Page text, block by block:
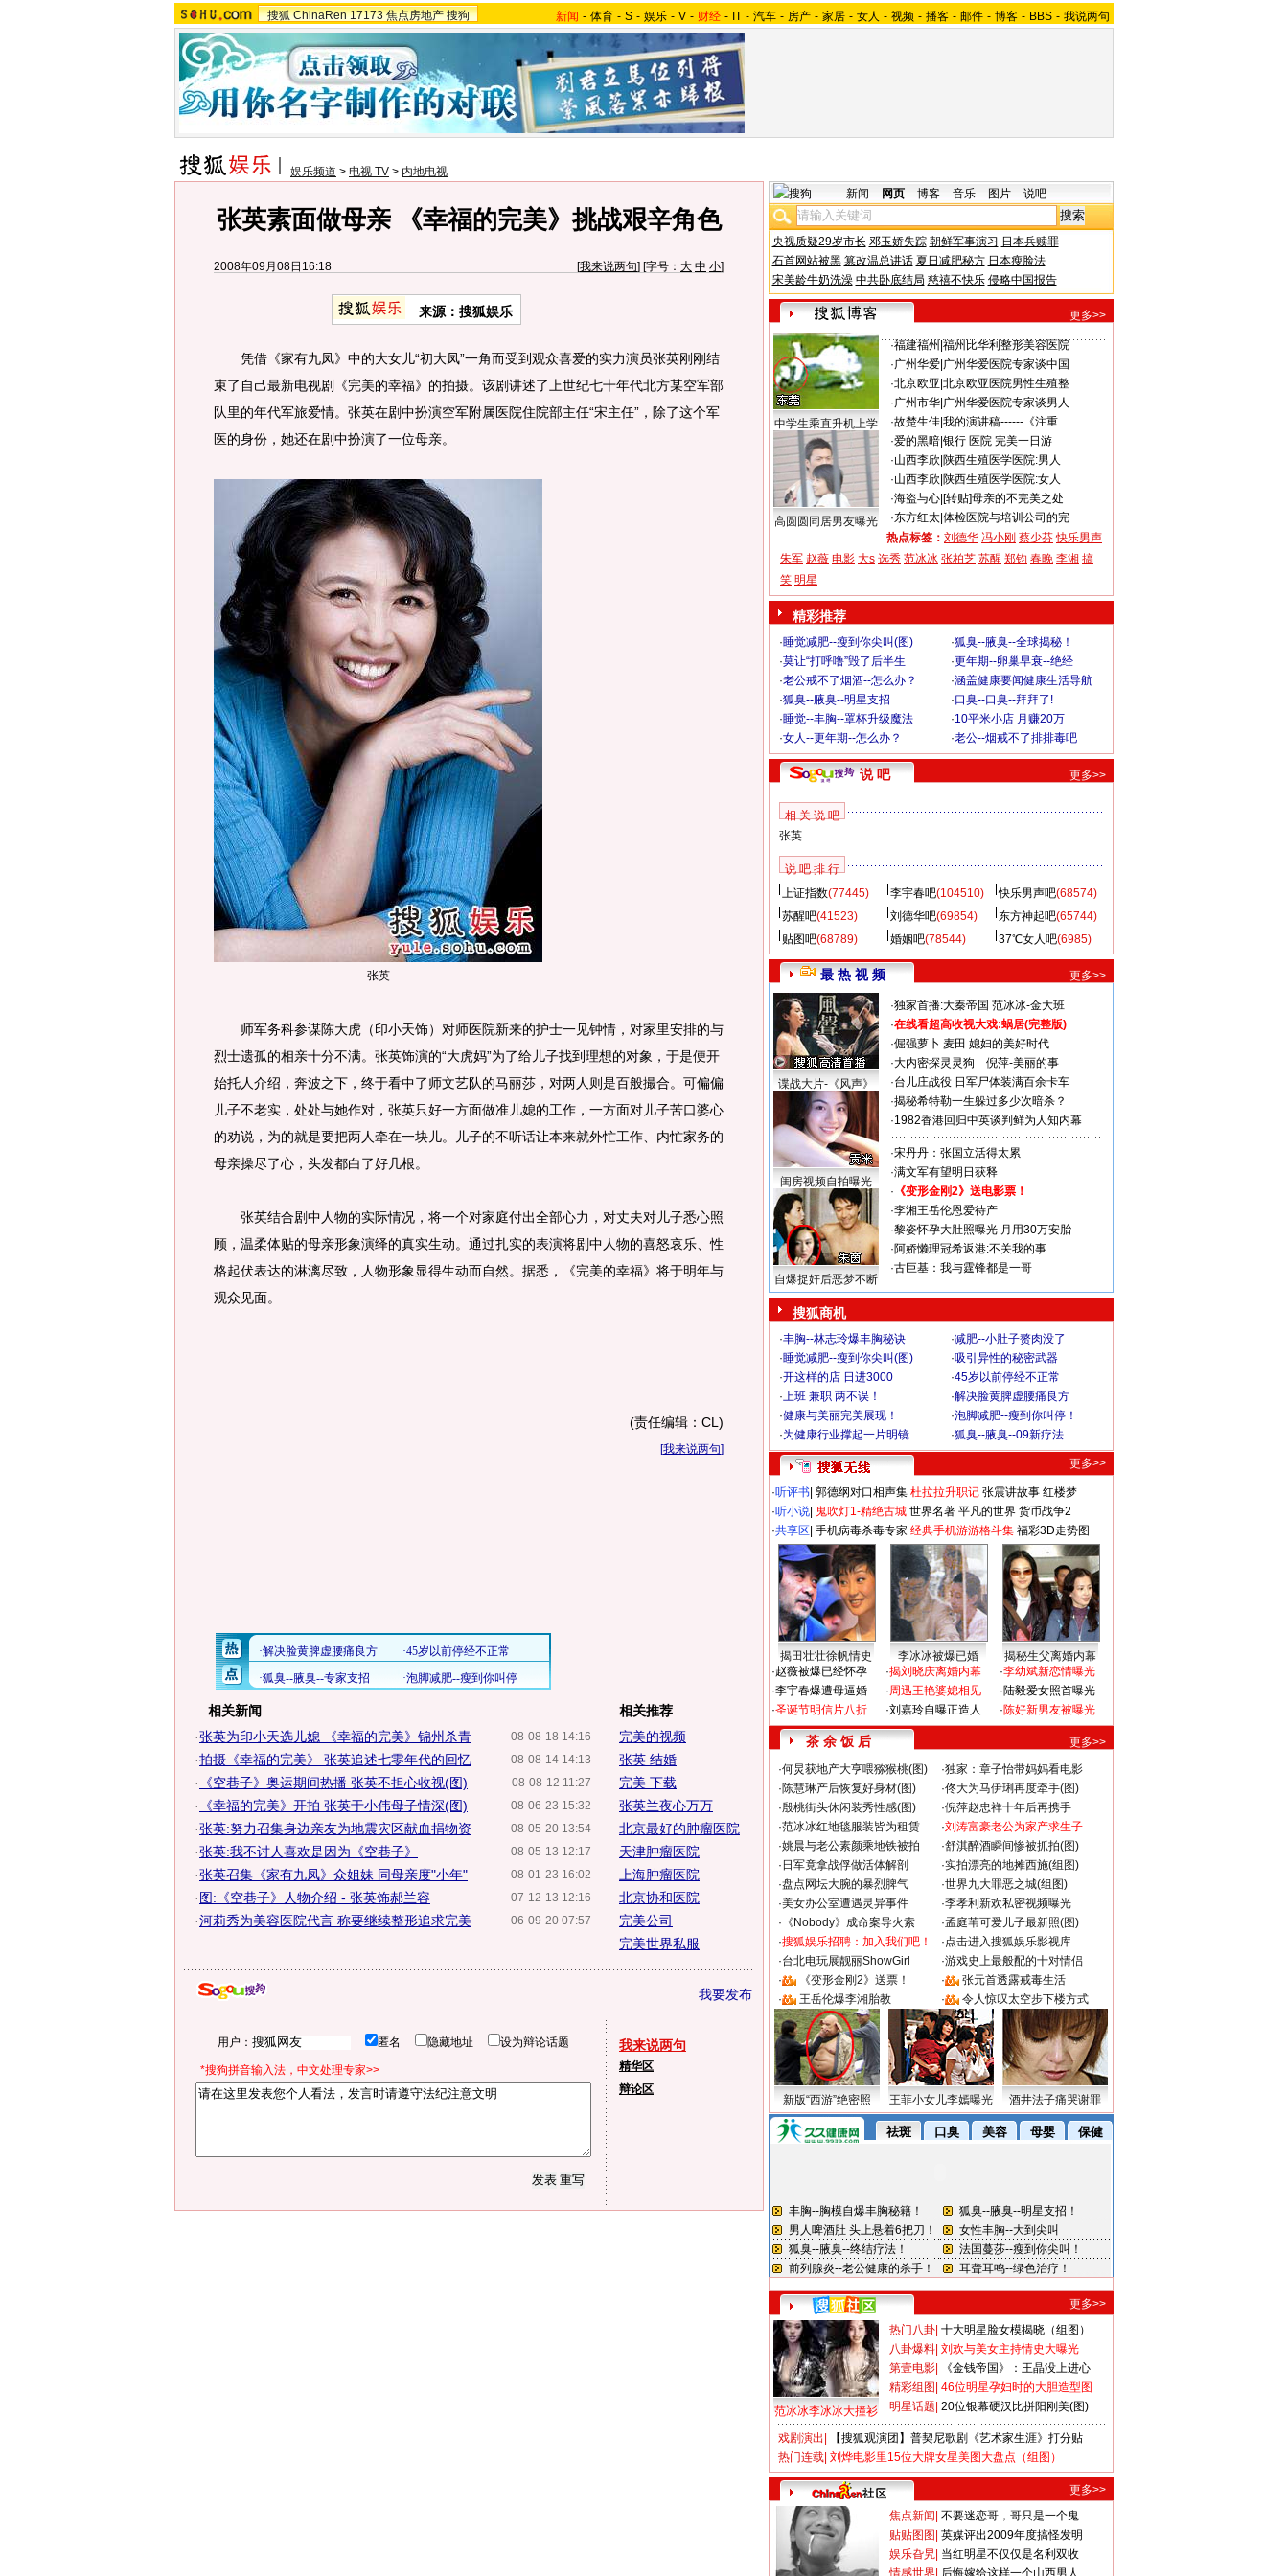
搜狐 ChinaRen 17173 焦点房地产 搜狗 新闻 - 体育 - S - 娱乐 - V - 财经 - IT - 汽车 - 房产 - 家居 - 女人 - 视频 - 播客 - 邮件 - 博客 - BBS - 我说两句
娱乐频道 > 电视 TV > 内地电视
张英素面做母亲 《幸福的完美》挑战艰辛角色
2008年09月08日16:18 [我来说两句] [字号： 大 中 小]
来源：搜狐娱乐
凭借《家有九凤》中的大女儿“初大凤”一角而受到观众喜爱的实力演员张英刚刚结
束了自己最新电视剧《完美的幸福》的拍摄。该剧讲述了上世纪七十年代北方某空军部
队里的年代军旅爱情。张英在剧中扮演空军附属医院住院部主任“宋主任”，除了这个军
医的身份，她还在剧中扮演了一位母亲。
张英
师军务科参谋陈大虎（印小天饰）对师医院新来的护士一见钟情，对家里安排的与
烈士遗孤的相亲十分不满。张英饰演的“大虎妈”为了给儿子找到理想的对象，于是便开
始托人介绍，奔波之下，终于看中了师文艺队的马丽莎，对两人则是百般撮合。可偏偏
儿子不老实，处处与她作对，张英只好一方面做准儿媳的工作，一方面对儿子苦口婆心
的劝说，为的就是要把两人牵在一块儿。儿子的不听话让本来就外忙工作、内忙家务的
母亲操尽了心，头发都白了好几根。
张英结合剧中人物的实际情况，将一个对家庭付出全部心力，对丈夫对儿子悉心照
顾，温柔体贴的母亲形象演绎的真实生动。通过扎实的表演将剧中人物的喜怒哀乐、性
格起伏表达的淋漓尽致，人物形象显得生动而自然。据悉，《完美的幸福》将于明年与
观众见面。
(责任编辑：CL)
[我来说两句]
相关新闻
08-08-18 14:16
·张英为印小天选儿媳 《幸福的完美》锦州杀青
08-08-14 14:13
·拍摄《幸福的完美》 张英追述七零年代的回忆
08-08-12 11:27
· 《空巷子》奥运期间热播 张英不担心收视(图)
08-06-23 15:32
· 《幸福的完美》开拍 张英于小伟母子情深(图)
08-05-20 13:54
·张英:努力召集身边亲友为地震灾区献血捐物资
08-05-13 12:17
·张英:我不讨人喜欢是因为《空巷子》
08-01-23 16:02
·张英召集《家有九凤》众姐妹 同母亲度"小年"
07-12-13 12:16
·图:《空巷子》人物介绍 - 张英饰郝兰容
06-09-20 07:57
·河莉秀为美容医院代言 称要继续整形追求完美
相关推荐
完美的视频
张英 结婚
完美 下载
张英兰夜心万万
北京最好的肿瘤医院
天津肿瘤医院
上海肿瘤医院
北京协和医院
完美公司
完美世界私服
我要发布
用户： 匿名 隐藏地址 设为辩论话题
*搜狗拼音输入法，中文处理专家>>
我来说两句
精华区
辩论区
新闻 网页 博客 音乐 图片 说吧
央视质疑29岁市长 邓玉娇失踪 朝鲜军事演习 日本兵赎罪
石首网站被黑 篡改温总讲话 夏日减肥秘方 日本瘦脸法
宋美龄牛奶洗澡 中共卧底结局 慈禧不快乐 侵略中国报告
更多>>
中学生乘直升机上学
高圆圆同居男友曝光
·福建福州 福州比华利整形美容医院
·广州华爱| 广州华爱医院专家谈中国
·北京欧亚 北京欧亚医院男性生殖整
·广州市华| 广州华爱医院专家谈男人
·故楚生佳| 我的演讲稿------《注重
·爱的黑暗| 银行 医院 完美一日游
·山西李欣 陕西生殖医学医院:男人
·山西李欣 陕西生殖医学医院:女人
·海盗与心| [转贴]母亲的不完美之处
·东方红太| 体检医院与培训公司的完
热点标签： 刘德华 冯小刚 蔡少芬 快乐男声
朱军 赵薇 电影 大s 选秀 范冰冰 张柏芝 苏醒 郑钧 春晚 李湘 搞
笑 明星
精彩推荐
·睡觉减肥--瘦到你尖叫(图) ·狐臭--腋臭--全球揭秘！
·莫让“打呼噜”毁了后半生 ·更年期--卵巢早衰--绝经
·老公戒不了烟酒--怎么办？ ·涵盖健康要闻健康生活导航
·狐臭--腋臭--明星支招 ·口臭--口臭--拜拜了!
·睡觉--丰胸--罩杯升级魔法 ·10平米小店 月赚20万
·女人--更年期--怎么办？ ·老公--烟戒不了排排毒吧
说 吧 更多>>
相 关 说 吧
张英
说 吧 排 行
上证指数(77445) 李宇春吧(104510) 快乐男声吧(68574)
苏醒吧(41523) 刘德华吧(69854) 东方神起吧(65744)
贴图吧(68789) 婚姻吧(78544) 37℃女人吧(6985)
最 热 视 频 更多>>
谍战大片-《风声》
闺房视频自拍曝光
自爆捉奸后恶梦不断
·独家首播:大秦帝国 范冰冰-金大班
·在线看超高收视大戏:蜗居(完整版)
·倔强萝卜 麦田 媳妇的美好时代
·大内密探灵灵狗
倪萍-美丽的事
·台儿庄战役 日军尸体装满百余卡车
·揭秘希特勒一生躲过多少次暗杀？
·1982香港回归中英谈判鲜为人知内幕
·宋丹丹：张国立活得太累
·满文军有望明日获释
· 《变形金刚2》送电影票！
·李湘王岳伦恩爱待产
·黎姿怀孕大肚照曝光 月用30万安胎
·阿娇懒理冠希返港:不关我的事
·古巨基：我与霆锋都是一哥
搜狐商机
·丰胸--林志玲爆丰胸秘诀 ·减肥--小肚子赘肉没了
·睡觉减肥--瘦到你尖叫(图) ·吸引异性的秘密武器
·开这样的店 日进3000 ·45岁以前停经不正常
·上班 兼职 两不误！ ·解决脸黄脾虚腰痛良方
·健康与美丽完美展现！ ·泡脚减肥--瘦到你叫停！
·为健康行业撑起一片明镜 ·狐臭--腋臭--09新疗法
更多>>
·听评书 郭德纲对口相声集 杜拉拉升职记 张震讲故事 红楼梦
·听小说 鬼吹灯1-精绝古城 世界名著 平凡的世界 货币战争2
·共享区 手机病毒杀毒专家 经典手机游游格斗集 福彩3D走势图
揭田壮壮徐帆情史 李冰冰被爆已婚
揭秘生父离婚内幕
·赵薇被爆已经怀孕
·李宇春爆遭母逼婚
·圣诞节明信片八折
·揭刘晓庆离婚内幕
·周迅王艳婆媳相见
·刘嘉玲自曝正造人
·李幼斌新恋情曝光
·陆毅爱女照首曝光
·陈好新男友被曝光
茶 余 饭 后
更多>>
·何炅获地产大亨喂猕猴桃(图) ·独家：章子怡带妈妈看电影
·陈慧琳产后恢复好身材(图) ·佟大为马伊琍再度牵手(图)
·殷桃街头休闲装秀性感(图) ·倪萍赵忠祥十年后再携手
·范冰冰红地毯服装皆为租赁 ·刘涛富豪老公为家产求生子
·姚晨与老公素颜乘地铁被拍 ·舒淇醉酒瞬间惨被抓拍(图)
· 日军竟拿战俘做活体解剖 ·实拍漂亮的地摊西施(组图)
·盘点网坛大腕的暴烈脾气 ·世界九大罪恶之城(组图)
·美女办公室遭遇灵异事件 ·李孝利新欢私密视频曝光
· 《Nobody》成命案导火索 ·孟庭苇可爱儿子最新照(图)
·搜狐娱乐招聘：加入我们吧！ ·点击进入搜狐娱乐影视库
·台北电玩展靓丽ShowGirl ·游戏史上最般配的十对情侣
·
《变形金刚2》送票！ ·
张元首透露戒毒生活
·
王岳伦爆李湘胎教 · 令人惊叹太空步下楼方式
新版“西游”绝密照 王菲小女儿李嫣曝光 酒井法子痛哭谢罪
更多>>
范冰冰李冰冰大撞衫
热门八卦 十大明星脸女模揭晓（组图）
八卦爆料 刘欢与美女主持情史大曝光
第壹电影
《金钱帝国》：王晶没上进心
精彩组图 46位明星孕妇时的大胆造型图
明星话题 20位银幕硬汉比拼阳刚美(图)
戏剧演出
【搜狐观演团】普契尼歌剧《艺术家生涯》打分贴
热门连载 刘烨电影里15位大牌女星美图大盘点（组图）
更多>>
焦点新闻 不要迷恋哥，哥只是一个鬼
贴贴图图 英媒评出2009年度搞怪发明
娱乐旮旯 当红明星不仅仅是名利双收
情感世界 后悔嫁给这样一个山西男人